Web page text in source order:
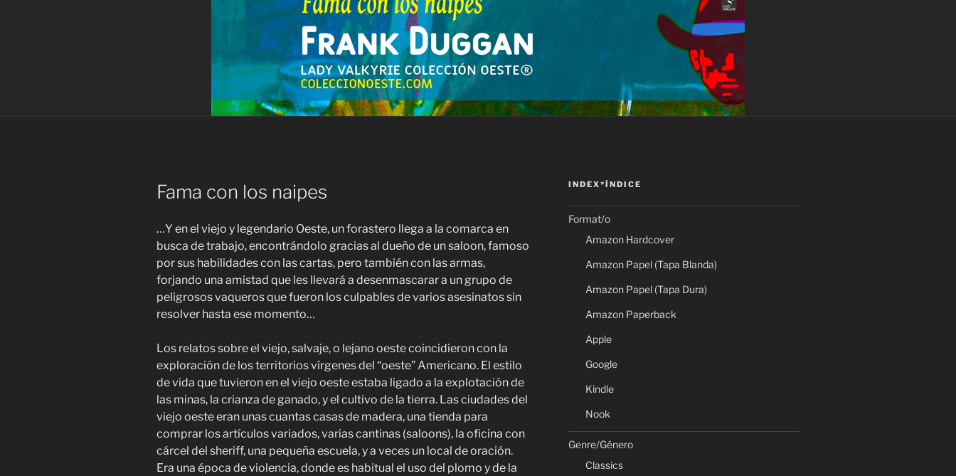
Fama con los naipes
…Y en el viejo y legendario Oeste, un forastero llega a la comarca en
busca de trabajo, encontrándolo gracias al dueño de un saloon, famoso
por sus habilidades con las cartas, pero también con las armas,
forjando una amistad que les llevará a desenmascarar a un grupo de
peligrosos vaqueros que fueron los culpables de varios asesinatos sin
resolver hasta ese momento…
Los relatos sobre el viejo, salvaje, o lejano oeste coincidieron con la
exploración de los territorios vírgenes del “oeste” Americano. El estilo
de vida que tuvieron en el viejo oeste estaba ligado a la explotación de
las minas, la crianza de ganado, y el cultivo de la tierra. Las ciudades del
viejo oeste eran unas cuantas casas de madera, una tienda para
comprar los artículos variados, varias cantinas (saloons), la oficina con
cárcel del sheriff, una pequeña escuela, y a veces un local de oración.
Era una época de violencia, donde es habitual el uso del plomo y de la
INDEX*ÍNDICE
Format/o
Amazon Hardcover
Amazon Papel (Tapa Blanda)
Amazon Papel (Tapa Dura)
Amazon Paperback
Apple
Google
Kindle
Nook
Genre/Género
Classics